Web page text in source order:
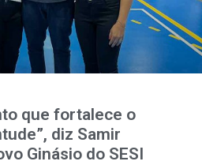
que fortalece o
diz Samir
Ginásio do SESI